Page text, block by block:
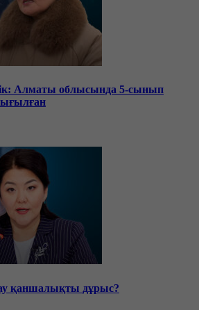
Алматы облысында 5-сынып
қаншалықты дұрыс?